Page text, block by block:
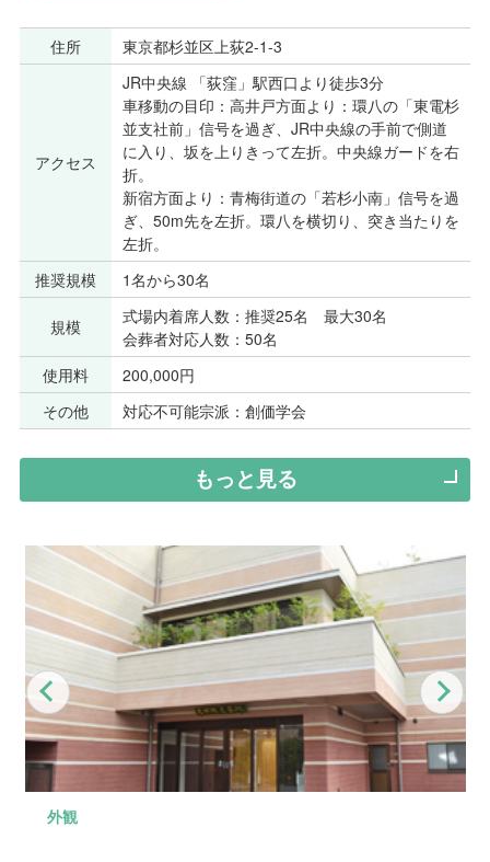
住所 東京都杉並区上荻2-1-3
アクセス
JR中央線 「荻窪」駅西口より徒歩3分
車移動の目印：高井戸方面より：環八の「東電杉
並支社前」信号を過ぎ、JR中央線の手前で側道
に入り、坂を上りきって左折。中央線ガードを右
折。
新宿方面より：青梅街道の「若杉小南」信号を過
ぎ、50m先を左折。環八を横切り、突き当たりを
左折。
推奨規模
1名から30名
規模
式場内着席人数：推奨25名 最大30名
会葬者対応人数：50名
使用料
200,000円
その他
対応不可能宗派：創価学会
もっと見る
Previous
外観
式場
控え室
お清め室
駐車場